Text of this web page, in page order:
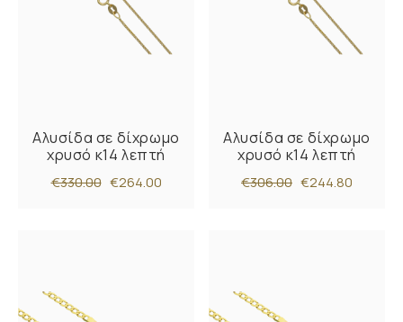
Αλυσίδα σε δίχρωμο
χρυσό κ14 λεπτή
€330.00 €264.00
Αλυσίδα σε δίχρωμο
χρυσό κ14 λεπτή
€306.00 €244.80